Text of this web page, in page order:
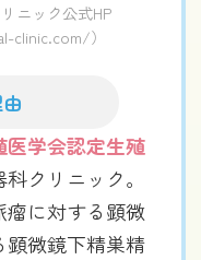
ニック公式HP
clinic.com/）
医学会認定生殖
クリニック。
瘤に対する顕微
微鏡下精巣精